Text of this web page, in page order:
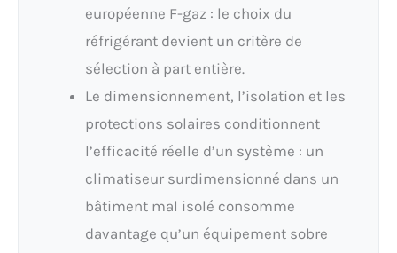
européenne F-gaz : le choix du
réfrigérant devient un critère de
sélection à part entière.
Le dimensionnement, l’isolation et les
protections solaires conditionnent
l’efficacité réelle d’un système : un
climatiseur surdimensionné dans un
bâtiment mal isolé consomme
davantage qu’un équipement sobre